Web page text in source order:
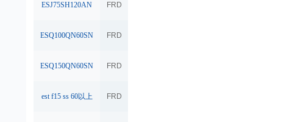
ESJ75SH120AN FRD
ESQ100QN60SN FRD
ESQ150QN60SN FRD
est f15 ss 60以上 FRD